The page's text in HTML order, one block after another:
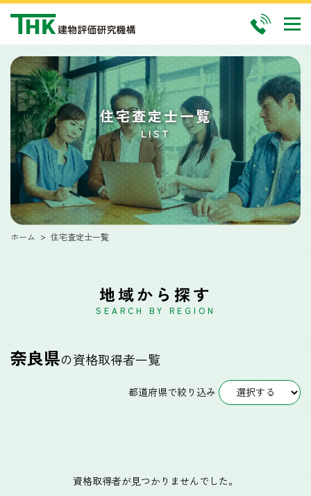
住宅査定士一覧
LIST
ホーム 住宅査定士一覧
地域から探す
SEARCH BY REGION
奈良県の資格取得者一覧
都道府県で絞り込み
資格取得者が見つかりませんでした。